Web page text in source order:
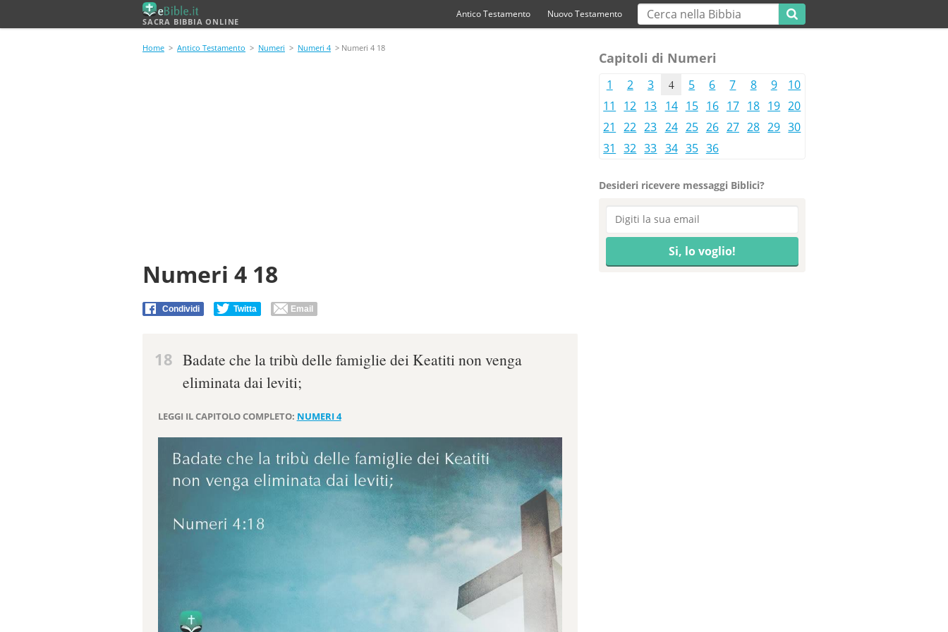
SACRA BIBBIA ONLINE
Antico Testamento Nuovo Testamento
Home > Antico Testamento > Numeri > Numeri 4 > Numeri 4 18
Numeri 4 18
Condividi Twitta Email
18 Badate che la tribù delle famiglie dei Keatiti non venga
eliminata dai leviti;
LEGGI IL CAPITOLO COMPLETO: NUMERI 4
Capitoli di Numeri
1 2 3 4 5 6 7 8 9
10
11
12 13 14 15 16 17 18 19 20
21
22 23 24 25 26 27 28 29 30
31
32 33 34 35 36
Desideri ricevere messaggi Biblici?